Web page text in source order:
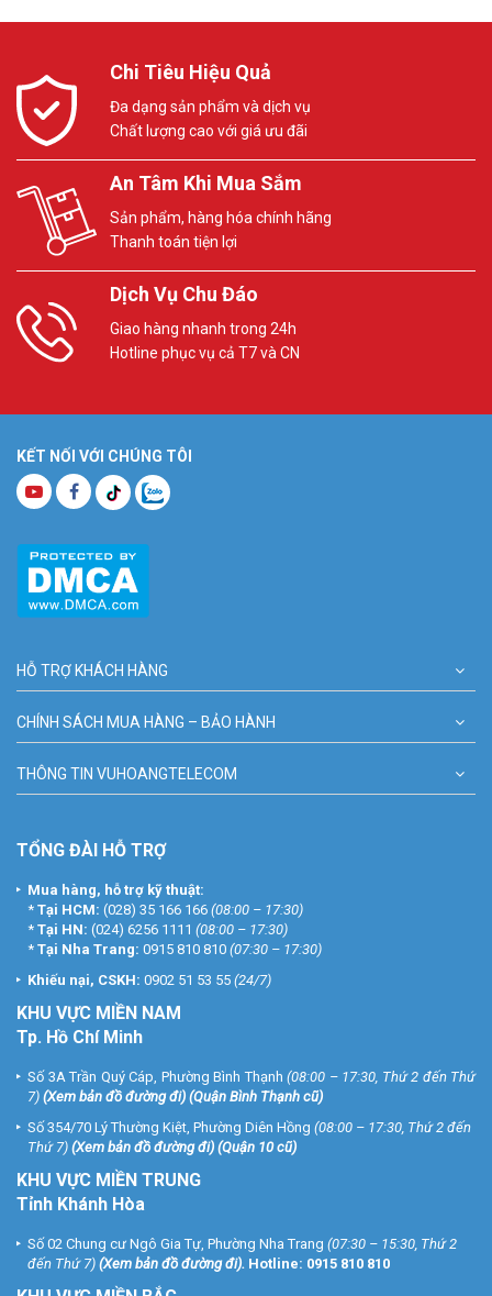
Chi Tiêu Hiệu Quả
Đa dạng sản phẩm và dịch vụ
Chất lượng cao với giá ưu đãi
An Tâm Khi Mua Sắm
Sản phẩm, hàng hóa chính hãng
Thanh toán tiện lợi
Dịch Vụ Chu Đáo
Giao hàng nhanh trong 24h
Hotline phục vụ cả T7 và CN
KẾT NỐI VỚI CHÚNG TÔI
HỖ TRỢ KHÁCH HÀNG
CHÍNH SÁCH MUA HÀNG – BẢO HÀNH
THÔNG TIN VUHOANGTELECOM
TỔNG ĐÀI HỖ TRỢ
Mua hàng, hỗ trợ kỹ thuật:
* Tại HCM: (028) 35 166 166 (08:00 – 17:30)
* Tại HN: (024) 6256 1111 (08:00 – 17:30)
* Tại Nha Trang: 0915 810 810 (07:30 – 17:30)
Khiếu nại, CSKH: 0902 51 53 55 (24/7)
KHU VỰC MIỀN NAM
Tp. Hồ Chí Minh
Số 3A Trần Quý Cáp, Phường Bình Thạnh (08:00 – 17:30, Thứ 2 đến Thứ
7) (Xem bản đồ đường đi) (Quận Bình Thạnh cũ)
Số 354/70 Lý Thường Kiệt, Phường Diên Hồng (08:00 – 17:30, Thứ 2 đến
Thứ 7) (Xem bản đồ đường đi) (Quận 10 cũ)
KHU VỰC MIỀN TRUNG
Tỉnh Khánh Hòa
Số 02 Chung cư Ngô Gia Tự, Phường Nha Trang (07:30 – 15:30, Thứ 2
đến Thứ 7) (Xem bản đồ đường đi). Hotline: 0915 810 810